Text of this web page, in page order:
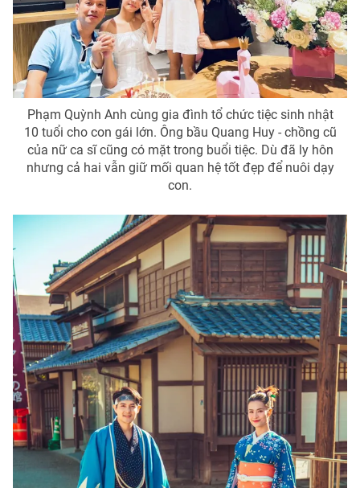
Liên hệ tòa soạn English
THỜI BÁO VTV
Cơ quan chủ quản:Đài Truyền hình Việt Nam
Cơ quan báo chí:Thời báo VTV
Giấy phép hoạt động báo in và báo điện tử số 483/GP-BTTTT
cấp ngày 29/12/2023
Tổng Biên tập:Vũ Thanh Thủy
Phó Tổng Biên tập:Nguyễn Thị Mỹ Hạnh, Phạm Quốc Thắng,
Nguyễn Trọng Ninh
Tổng đài VTV:024.38 355 931 - 024.38 355 932
Ðiện thoại Thời báo VTV:
024.66 897 897
Email:
toasoan@vtv.vn
Liên hệ quảng cáo:024-7300.7108
Phạm Quỳnh Anh cùng gia đình tổ chức tiệc sinh nhật
10 tuổi cho con gái lớn. Ông bầu Quang Huy - chồng cũ
của nữ ca sĩ cũng có mặt trong buổi tiệc. Dù đã ly hôn
nhưng cả hai vẫn giữ mối quan hệ tốt đẹp để nuôi dạy
con.